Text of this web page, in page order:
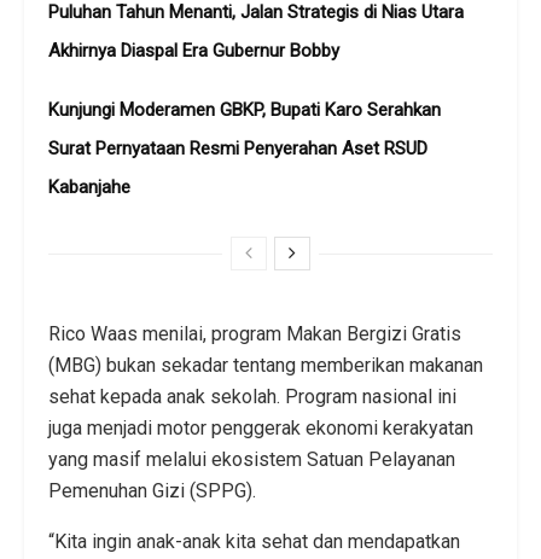
Puluhan Tahun Menanti, Jalan Strategis di Nias Utara
Akhirnya Diaspal Era Gubernur Bobby
Kunjungi Moderamen GBKP, Bupati Karo Serahkan
Surat Pernyataan Resmi Penyerahan Aset RSUD
Kabanjahe
Rico Waas menilai, program Makan Bergizi Gratis
(MBG) bukan sekadar tentang memberikan makanan
sehat kepada anak sekolah. Program nasional ini
juga menjadi motor penggerak ekonomi kerakyatan
yang masif melalui ekosistem Satuan Pelayanan
Pemenuhan Gizi (SPPG).
“Kita ingin anak-anak kita sehat dan mendapatkan